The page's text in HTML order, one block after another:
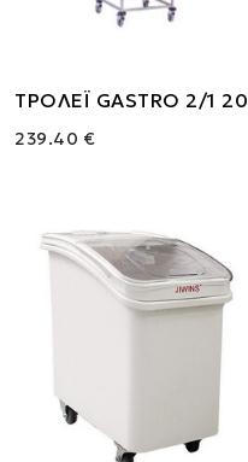
ΤΡΟΛΕΪ GASTRO 2/1 20
239.40 €